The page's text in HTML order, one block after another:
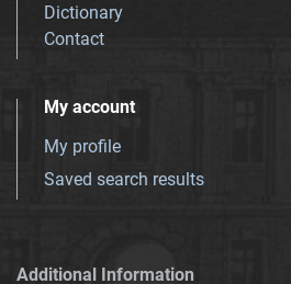
Dictionary
Contact
My account
My profile
Saved search results
Additional Information